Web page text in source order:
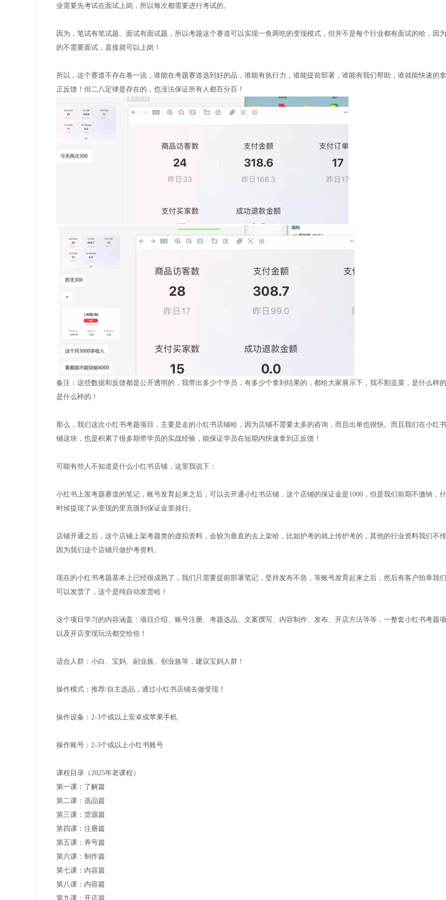
业需要先考试在面试上岗，所以每次都需要进行考试的。
因为，笔试有笔试题、面试有面试题，所以考题这个赛道可以实现一鱼两吃的变现模式，但并不是每个行业都有面试的哈，因
的不需要面试，直接就可以上岗！
所以，这个赛道不存在卷一说，谁能在考题赛道选到好的品，谁能有执行力，谁能提前部署，谁能有我们帮助，谁就能快速的拿
正反馈！但二八定律是存在的，也没法保证所有人都百分百！
备注：这些数据和反馈都是公开透明的，我带出多少个学员，有多少个拿到结果的，都给大家展示下，我不割韭菜，是什么样
是什么样的！
那么，我们这次小红书考题项目，主要是走的小红书店铺哈，因为店铺不需要太多的咨询，而且出单也很快。而且我们在小红
铺这块，也是积累了很多期带学员的实战经验，能保证学员在短期内快速拿到正反馈！
可能有些人不知道是什么小红书店铺，这里我说下：
小红书上发考题赛道的笔记，账号发育起来之后，可以去开通小红书店铺，这个店铺的保证金是1000，但是我们前期不缴纳，
时候提现了从变现的里充值到保证金里就行。
店铺开通之后，这个店铺上架考题类的虚拟资料，会较为垂直的去上架哈，比如护考的就上传护考的，其他的行业资料我们不传
因为我们这个店铺只做护考资料。
现在的小红书考题基本上已经很成熟了，我们只需要提前部署笔记，坚持发布不急，等账号发育起来之后，然后有客户拍单我
可以发货了，这个是纯自动发货哈！
这个项目学习的内容涵盖：项目介绍、账号注册、考题选品、文案撰写、内容制作、发布、开店方法等等，一整套小红书考题项
以及开店变现玩法都交给你！
适合人群：小白、宝妈、副业族、创业族等，建议宝妈人群！
操作模式：推荐/自主选品，通过小红书店铺去做变现！
操作设备：2-3个或以上安卓或苹果手机
操作账号：2-3个或以上小红书账号
课程目录（2025年老课程）
第一课：了解篇
第二课：选品篇
第三课：货源篇
第四课：注册篇
第五课：养号篇
第六课：制作篇
第七课：内容篇
第八课：内容篇
第九课：开店篇